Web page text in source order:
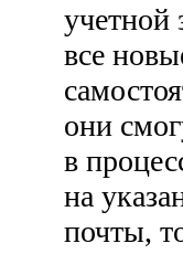
учетной
все
они
в
на
почты,